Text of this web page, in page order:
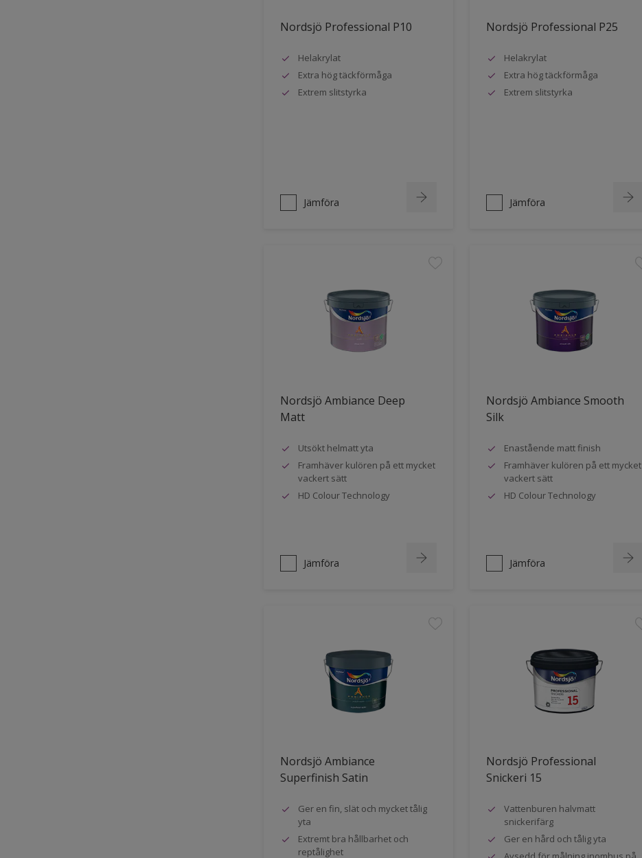
Nordsjö Professional P10
Helakrylat
Extra hög täckförmåga
Extrem slitstyrka
Jämföra
Nordsjö Professional P25
Helakrylat
Extra hög täckförmåga
Extrem slitstyrka
Jämföra
Nordsjö Ambiance Deep
Matt
Utsökt helmatt yta
Framhäver kulören på ett mycket
vackert sätt
HD Colour Technology
Jämföra
Nordsjö Ambiance Smooth
Silk
Enastående matt finish
Framhäver kulören på ett mycket
vackert sätt
HD Colour Technology
Jämföra
Nordsjö Ambiance
Superfinish Satin
Ger en fin, slät och mycket tålig
yta
Extremt bra hållbarhet och
reptålighet
Nordsjö Professional
Snickeri 15
Vattenburen halvmatt
snickerifärg
Ger en hård och tålig yta